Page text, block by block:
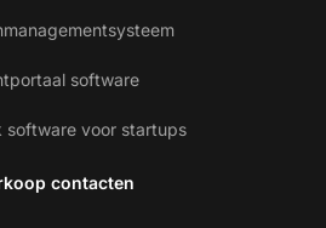
software
software voor startups
contacten